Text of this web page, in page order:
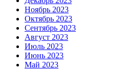
Ноябрь 2023
Октябрь 2023
Сентябрь 2023
Август 2023
Июль 2023
Июнь 2023
Май 2023